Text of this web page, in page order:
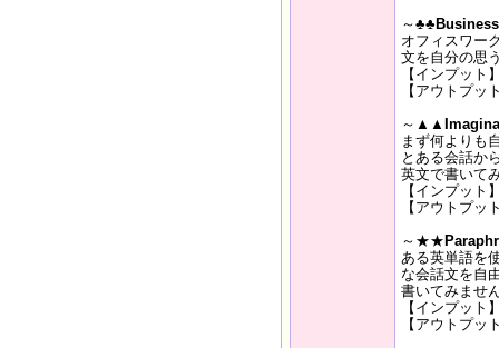
～
オフィスワー
文を自分の思
【インプット
【アウトプッ
～▲▲
まず何よりも
とある会話か
英文で書いて
【インプット
【アウトプッ
～★★
ある英単語を
な会話文を自
書いてみませ
【インプット
【アウトプッ